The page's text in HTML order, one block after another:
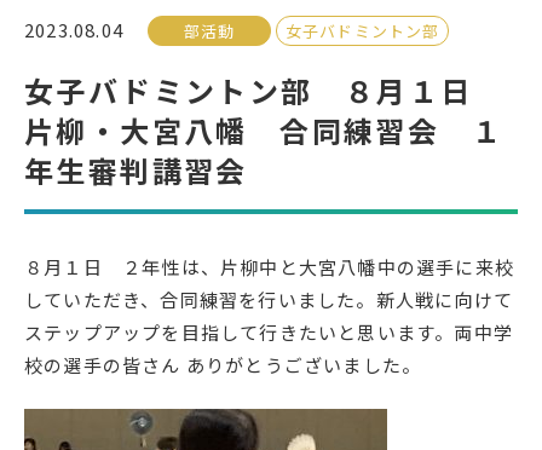
受検生の方へ
年間スケジュール
学校パンフレット
教科ガイド
保健室より
図書室より
保護者の方へ
本校のPTA活動
地域の皆様へ
同窓会
2023.08.04 部活動 女子バドミントン部
女子バドミントン部 ８月１日
片柳・大宮八幡 合同練習会 １
年生審判講習会
８月１日 ２年性は、片柳中と大宮八幡中の選手に来校
していただき、合同練習を行いました。新人戦に向けて
ステップアップを目指して行きたいと思います。両中学
校の選手の皆さん ありがとうございました。